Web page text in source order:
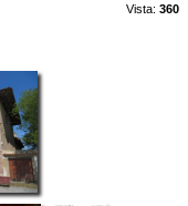
Vista: 360